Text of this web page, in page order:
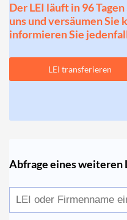
Der LEI läuft in 96
uns und versäumen Sie
informieren Sie
LEI transferieren
Abfrage eines weiteren